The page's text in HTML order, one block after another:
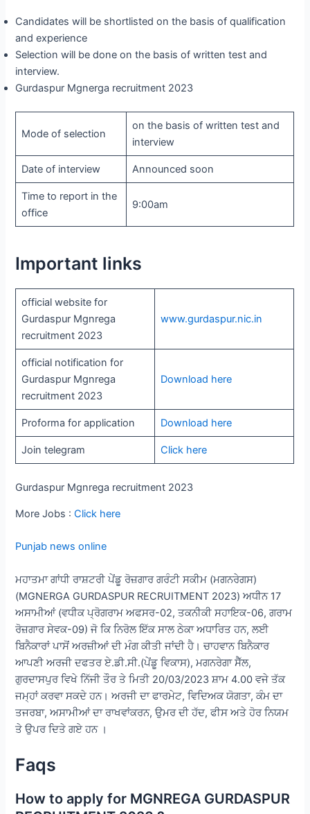
Candidates will be shortlisted on the basis of qualification
and experience
Selection will be done on the basis of written test and
interview.
Gurdaspur Mgnerga recruitment 2023
Mode of selection
on the basis of written test and
interview
Date of interview Announced soon
Time to report in the
office
9:00am
Important links
official website for
Gurdaspur Mgnrega
recruitment 2023
www.gurdaspur.nic.in
official notification for
Gurdaspur Mgnrega
recruitment 2023
Download here
Proforma for application Download here
Join telegram Click here
Gurdaspur Mgnrega recruitment 2023
More Jobs :Click here
Punjab news online
ਮਹਾਤਮਾ ਗਾਂਧੀ ਰਾਸ਼ਟਰੀ ਪੇਂਡੂ ਰੋਜ਼ਗਾਰ ਗਰੰਟੀ ਸਕੀਮ (ਮਗਨਰੇਗਸ)
(MGNERGA GURDASPUR RECRUITMENT 2023) ਅਧੀਨ 17
ਅਸਾਮੀਆਂ (ਵਧੀਕ ਪ੍ਰੋਗਰਾਮ ਅਫਸਰ-02, ਤਕਨੀਕੀ ਸਹਾਇਕ-06, ਗਰਾਮ
ਰੋਜ਼ਗਾਰ ਸੇਵਕ-09) ਜੋ ਕਿ ਨਿਰੋਲ ਇੱਕ ਸਾਲ ਠੇਕਾ ਅਧਾਰਿਤ ਹਨ, ਲਈ
ਬਿਨੈਕਾਰਾਂ ਪਾਸੋਂ ਅਰਜ਼ੀਆਂ ਦੀ ਮੰਗ ਕੀਤੀ ਜਾਂਦੀ ਹੈ। ਚਾਹਵਾਨ ਬਿਨੈਕਾਰ
ਆਪਣੀ ਅਰਜੀ ਦਫਤਰ ਏ.ਡੀ.ਸੀ.(ਪੇਂਡੂ ਵਿਕਾਸ), ਮਗਨਰੇਗਾ ਸੈੱਲ,
ਗੁਰਦਾਸਪੁਰ ਵਿਖੇ ਨਿੱਜੀ ਤੌਰ ਤੇ ਮਿਤੀ 20/03/2023 ਸ਼ਾਮ 4.00 ਵਜੇ ਤੱਕ
ਜਮ੍ਹਾਂ ਕਰਵਾ ਸਕਦੇ ਹਨ। ਅਰਜੀ ਦਾ ਫਾਰਮੇਟ, ਵਿਦਿਅਕ ਯੋਗਤਾ, ਕੰਮ ਦਾ
ਤਜਰਬਾ, ਅਸਾਮੀਆਂ ਦਾ ਰਾਖਵਾਂਕਰਨ, ਉਮਰ ਦੀ ਹੱਦ, ਫੀਸ ਅਤੇ ਹੋਰ ਨਿਯਮ
ਤੇ ਉਪਰ ਦਿਤੇ ਗਏ ਹਨ ।
Faqs
How to apply for MGNREGA GURDASPUR